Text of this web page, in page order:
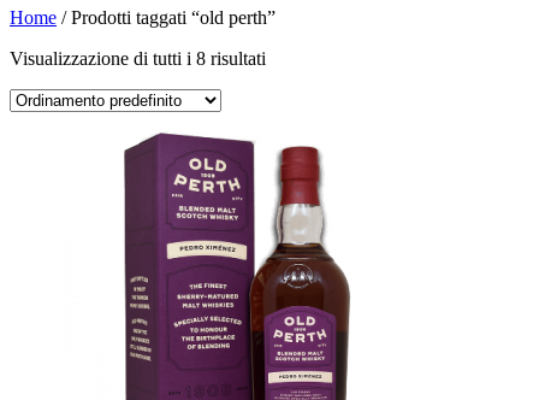
Home / Prodotti taggati “old perth”
Visualizzazione di tutti i 8 risultati